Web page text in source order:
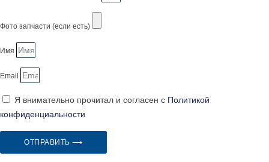
Фото запчасти (если есть)
Имя
Email
Я внимательно прочитал и согласен с Политикой
конфиденциальности
ОТПРАВИТЬ ⟶